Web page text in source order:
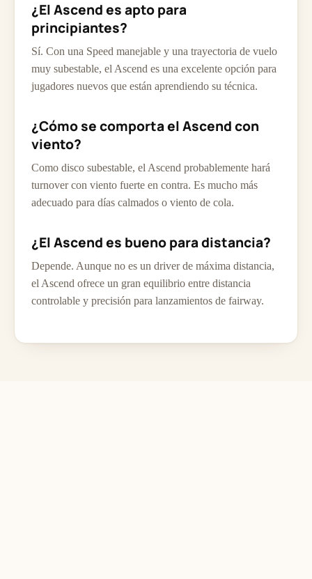
¿El Ascend es apto para
principiantes?
Sí. Con una Speed manejable y una trayectoria de vuelo
muy subestable, el Ascend es una excelente opción para
jugadores nuevos que están aprendiendo su técnica.
¿Cómo se comporta el Ascend con
viento?
Como disco subestable, el Ascend probablemente hará
turnover con viento fuerte en contra. Es mucho más
adecuado para días calmados o viento de cola.
¿El Ascend es bueno para distancia?
Depende. Aunque no es un driver de máxima distancia,
el Ascend ofrece un gran equilibrio entre distancia
controlable y precisión para lanzamientos de fairway.